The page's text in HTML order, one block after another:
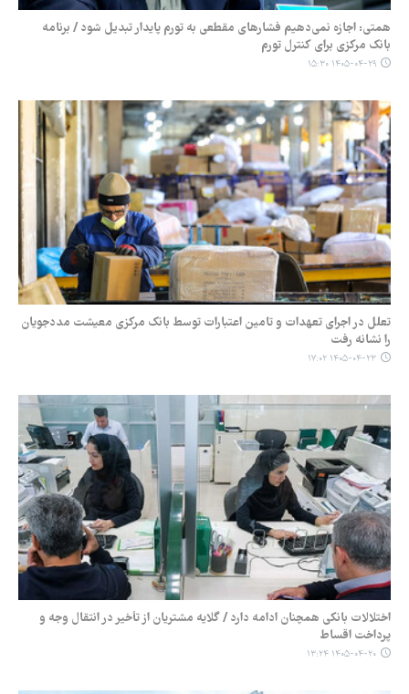
همتی: اجازه نمی‌دهیم فشارهای مقطعی به تورم پایدار تبدیل شود / برنامه
بانک مرکزی برای کنترل تورم
۱۴۰۵-۰۴-۲۹ ۱۵:۳۰
تعلل در اجرای تعهدات و تامین اعتبارات توسط بانک مرکزی معیشت مددجویان
را نشانه رفت
۱۴۰۵-۰۴-۲۳ ۱۷:۰۲
اختلالات بانکی همچنان ادامه دارد / گلایه مشتریان از تأخیر در انتقال وجه و
پرداخت اقساط
۱۴۰۵-۰۴-۲۰ ۱۳:۲۴